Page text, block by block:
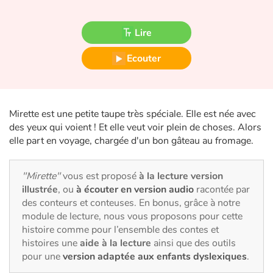
Princesses et princes, rois, reines et dragons
Ogres, monstres et sorcières
Écologie, nature, saisons
Les animaux
Voyage, épopée, enquête, aventure
Autour du monde
Apprentissage
Lire
Ecouter
Mirette est une petite taupe très spéciale. Elle est née avec
des yeux qui voient ! Et elle veut voir plein de choses. Alors
elle part en voyage, chargée d'un bon gâteau au fromage.
"Mirette"vous est proposéà la lecture version
illustrée, ou à écouter en version audio racontée par
des conteurs et conteuses. En bonus, grâce à notre
module de lecture, nous vous proposons pour cette
histoire comme pour l’ensemble des contes et
histoires uneaide à la lecture ainsi que des outils
pour uneversion adaptée aux enfants dyslexiques.